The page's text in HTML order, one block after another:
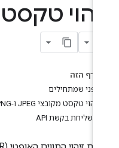
טקסט
בדף הזה
לפני שמתחילים
זיהוי טקסט מקובצי JPEG ו-PNG
שליחת בקשת API